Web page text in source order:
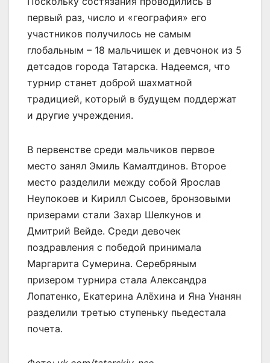
первый раз, число и «география» его
участников получилось не самым
глобальным – 18 мальчишек и девчонок из 5
детсадов города Татарска. Надеемся, что
турнир станет доброй шахматной
традицией, который в будущем поддержат
и другие учреждения.
В первенстве среди мальчиков первое
место занял Эмиль Камалтдинов. Второе
место разделили между собой Ярослав
Неупокоев и Кирилл Сысоев, бронзовыми
призерами стали Захар Шелкунов и
Дмитрий Вейде. Среди девочек
поздравления с победой принимала
Маргарита Сумерина. Серебряным
призером турнира стала Александра
Лопатенко, Екатерина Алёхина и Яна Унанян
разделили третью ступеньку пьедестала
почета.